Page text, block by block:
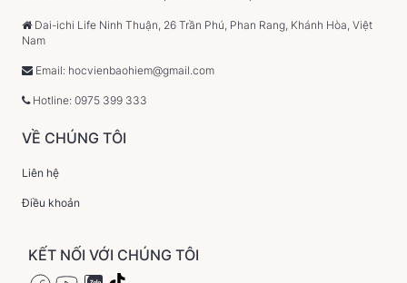
Dai-ichi Life Ninh Thuận, 26 Trần Phú, Phan Rang, Khánh Hòa, Việt
Nam
Email: hocvienbaohiem@gmail.com
Hotline: 0975 399 333
VỀ CHÚNG TÔI
Liên hệ
Điều khoản
KẾT NỐI VỚI CHÚNG TÔI